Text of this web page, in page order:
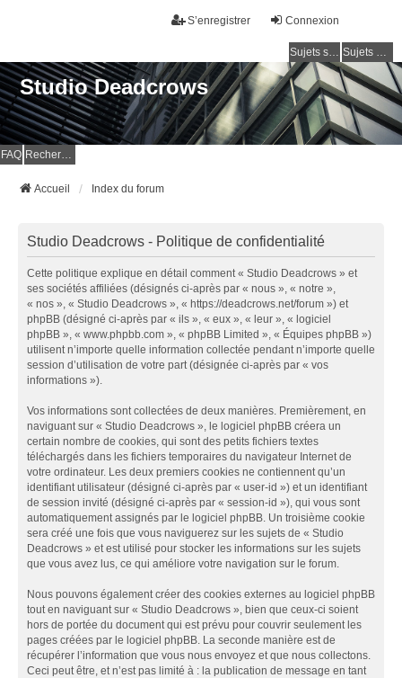
Connexion
S’enregistrer
Sujets sans réponse Sujets actifs
Studio Deadcrows
FAQ Rechercher
Accueil Index du forum
Studio Deadcrows - Politique de confidentialité
Cette politique explique en détail comment « Studio Deadcrows » et
ses sociétés affiliées (désignés ci-après par « nous », « notre »,
« nos », « Studio Deadcrows », « https://deadcrows.net/forum ») et
phpBB (désigné ci-après par « ils », « eux », « leur », « logiciel
phpBB », « www.phpbb.com », « phpBB Limited », « Équipes phpBB »)
utilisent n’importe quelle information collectée pendant n’importe quelle
session d’utilisation de votre part (désignée ci-après par « vos
informations »).
Vos informations sont collectées de deux manières. Premièrement, en
naviguant sur « Studio Deadcrows », le logiciel phpBB créera un
certain nombre de cookies, qui sont des petits fichiers textes
téléchargés dans les fichiers temporaires du navigateur Internet de
votre ordinateur. Les deux premiers cookies ne contiennent qu’un
identifiant utilisateur (désigné ci-après par « user-id ») et un identifiant
de session invité (désigné ci-après par « session-id »), qui vous sont
automatiquement assignés par le logiciel phpBB. Un troisième cookie
sera créé une fois que vous naviguerez sur les sujets de « Studio
Deadcrows » et est utilisé pour stocker les informations sur les sujets
que vous avez lus, ce qui améliore votre navigation sur le forum.
Nous pouvons également créer des cookies externes au logiciel phpBB
tout en naviguant sur « Studio Deadcrows », bien que ceux-ci soient
hors de portée du document qui est prévu pour couvrir seulement les
pages créées par le logiciel phpBB. La seconde manière est de
récupérer l’information que vous nous envoyez et que nous collectons.
Ceci peut être, et n’est pas limité à : la publication de message en tant